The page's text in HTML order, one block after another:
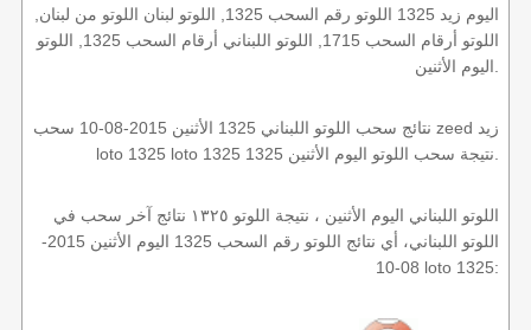
اليوم زيد 1325 اللوتو رقم السحب 1325, اللوتو لبنان اللوتو من لبنان,
اللوتو أرقام السحب 1715, اللوتو اللبناني أرقام السحب 1325, اللوتو
نتائج سحب اللوتو اللبناني 1325 الأثنين 2015-08-10 سحب zeed زيد
اللوتو اللبناني اليوم الأثنين ، نتيجة اللوتو ١٣٢٥ نتائج آخر سحب في
اللوتو اللبناني، أي نتائج اللوتو رقم السحب 1325 اليوم الأثنين 2015-
08-10 loto 1325: